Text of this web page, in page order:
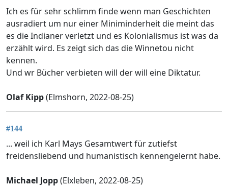
Ich es für sehr schlimm finde wenn man Geschichten
ausradiert um nur einer Miniminderheit die meint das
es die Indianer verletzt und es Kolonialismus ist was da
erzählt wird. Es zeigt sich das die Winnetou nicht
kennen.
Und wr Bücher verbieten will der will eine Diktatur.
Olaf Kipp(Elmshorn, 2022-08-25)
#144
... weil ich Karl Mays Gesamtwert für zutiefst
freidensliebend und humanistisch kennengelernt habe.
Michael Jopp(Elxleben, 2022-08-25)